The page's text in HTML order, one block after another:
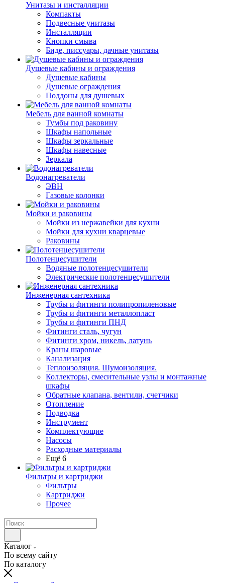
Унитазы и инсталляции
Компакты
Подвесные унитазы
Инсталляции
Кнопки смыва
Биде, писсуары, дачные унитазы
Душевые кабины и ограждения
Душевые кабины
Душевые ограждения
Поддоны для душевых
Мебель для ванной комнаты
Тумбы под раковину
Шкафы напольные
Шкафы зеркальные
Шкафы навесные
Зеркала
Водонагреватели
ЭВН
Газовые колонки
Мойки и раковины
Мойки из нержавейки для кухни
Мойки для кухни кварцевые
Раковины
Полотенцесушители
Водяные полотенцесушители
Электрические полотенцесушители
Инженерная сантехника
Трубы и фитинги полипропиленовые
Трубы и фитинги металлопласт
Трубы и фитинги ПНД
Фитинги сталь, чугун
Фитинги хром, никель, латунь
Краны шаровые
Канализация
Теплоизоляция. Шумоизоляция.
Коллекторы, смесительные узлы и монтажные
шкафы
Обратные клапана, вентили, счетчики
Отопление
Подводка
Инструмент
Комплектующие
Насосы
Расходные материалы
Ещё 6
Фильтры и картриджи
Фильтры
Картриджи
Прочее
Каталог
По всему сайту
По каталогу